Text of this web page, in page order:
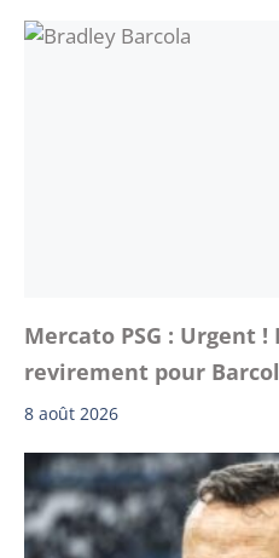
Mercato PSG : Urgent
revirement pour
8 août 2026